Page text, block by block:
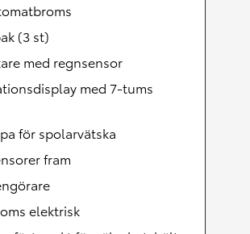
(3 st)
med regnsensor
med 7-tums
för spolarvätska
fram
elektrisk